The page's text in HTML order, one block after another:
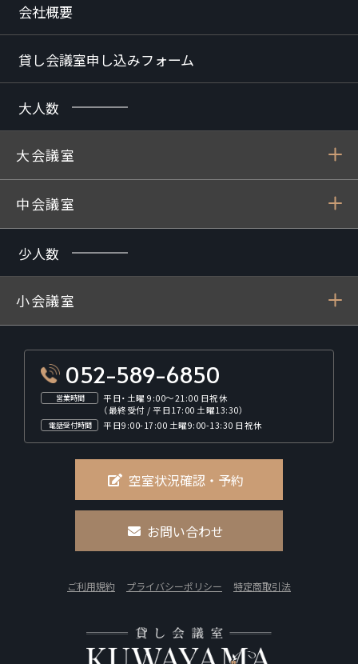
会社概要
貸し会議室申し込みフォーム
大人数
大会議室
中会議室
少人数
小会議室
052-589-6850
営業時間
平日・土曜 9:00～21:00 日祝休
（最終受付 / 平日17:00 土曜13:30）
電話受付時間 平日9:00-17:00 土曜9:00-13:30 日祝休
空室状況確認・予約
お問い合わせ
ご利用規約 プライバシーポリシー 特定商取引法